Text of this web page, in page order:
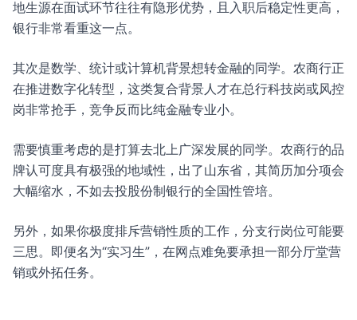
地生源在面试环节往往有隐形优势，且入职后稳定性更高，
银行非常看重这一点。
其次是数学、统计或计算机背景想转金融的同学。农商行正
在推进数字化转型，这类复合背景人才在总行科技岗或风控
岗非常抢手，竞争反而比纯金融专业小。
需要慎重考虑的是打算去北上广深发展的同学。农商行的品
牌认可度具有极强的地域性，出了山东省，其简历加分项会
大幅缩水，不如去投股份制银行的全国性管培。
另外，如果你极度排斥营销性质的工作，分支行岗位可能要
三思。即便名为“实习生”，在网点难免要承担一部分厅堂营
销或外拓任务。